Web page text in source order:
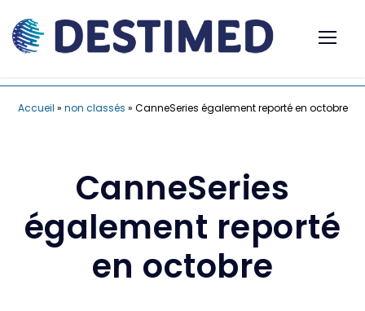
Accueil » non classés » CanneSeries également reporté en octobre
CanneSeries
également reporté
en octobre